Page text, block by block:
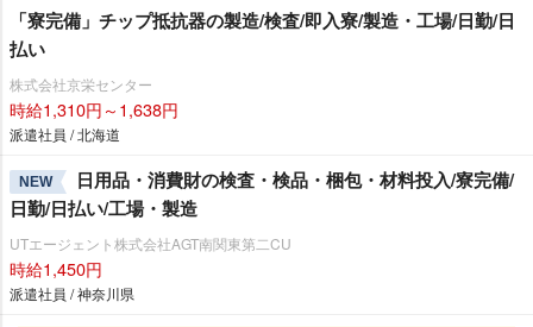
「寮完備」チップ抵抗器の製造/検査/即入寮/製造・工場/日勤/日
払い
株式会社京栄センター
時給1,310円～1,638円
派遣社員 / 北海道
NEW
日用品・消費財の検査・検品・梱包・材料投入/寮完備/
日勤/日払い/工場・製造
UTエージェント株式会社AGT南関東第二CU
時給1,450円
派遣社員 / 神奈川県